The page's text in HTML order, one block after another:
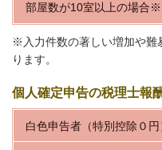
部屋数が10室以上の場合※
※入力件数の著しい増加や難
ります。
個人確定申告の税理士報
白色申告者（特別控除０円